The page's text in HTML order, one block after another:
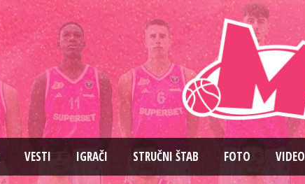
VESTI IGRAČI STRUČNI ŠTAB FOTO VIDEO